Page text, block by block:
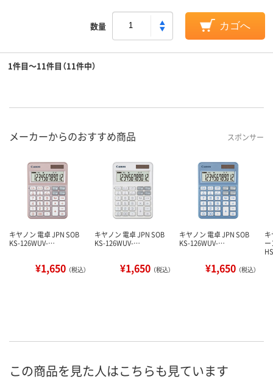
数量 カゴへ
1件目～11件目（11件中）
メーカーからのおすすめ商品 スポンサー
キヤノン 電卓 JPN SOB
KS-126WUV-…
¥1,650 （税込）
キヤノン 電卓 JPN SOB
KS-126WUV-…
¥1,650 （税込）
キヤノン 電卓 JPN SOB
KS-126WUV-…
¥1,650 （税込）
この商品を見た人はこちらも見ています